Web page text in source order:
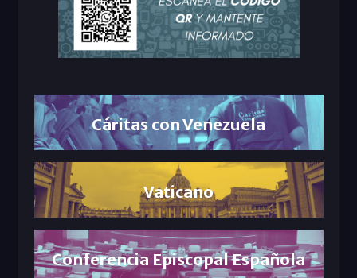
Cáritas con Venezuela
Vaticano
Conferencia Episcopal Española